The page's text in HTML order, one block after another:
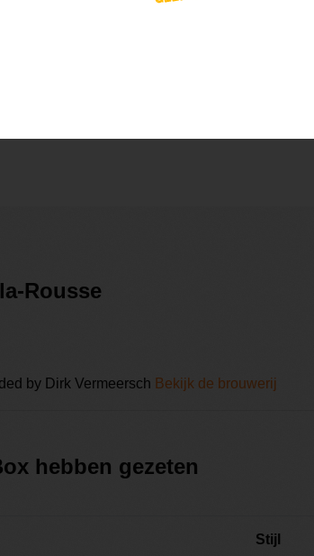
Rousse
by Dirk Vermeersch Bekijk de brouwerij
hebben gezeten
Stijl